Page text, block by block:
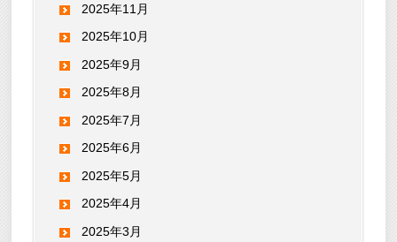
2025年11月
2025年10月
2025年9月
2025年8月
2025年7月
2025年6月
2025年5月
2025年4月
2025年3月